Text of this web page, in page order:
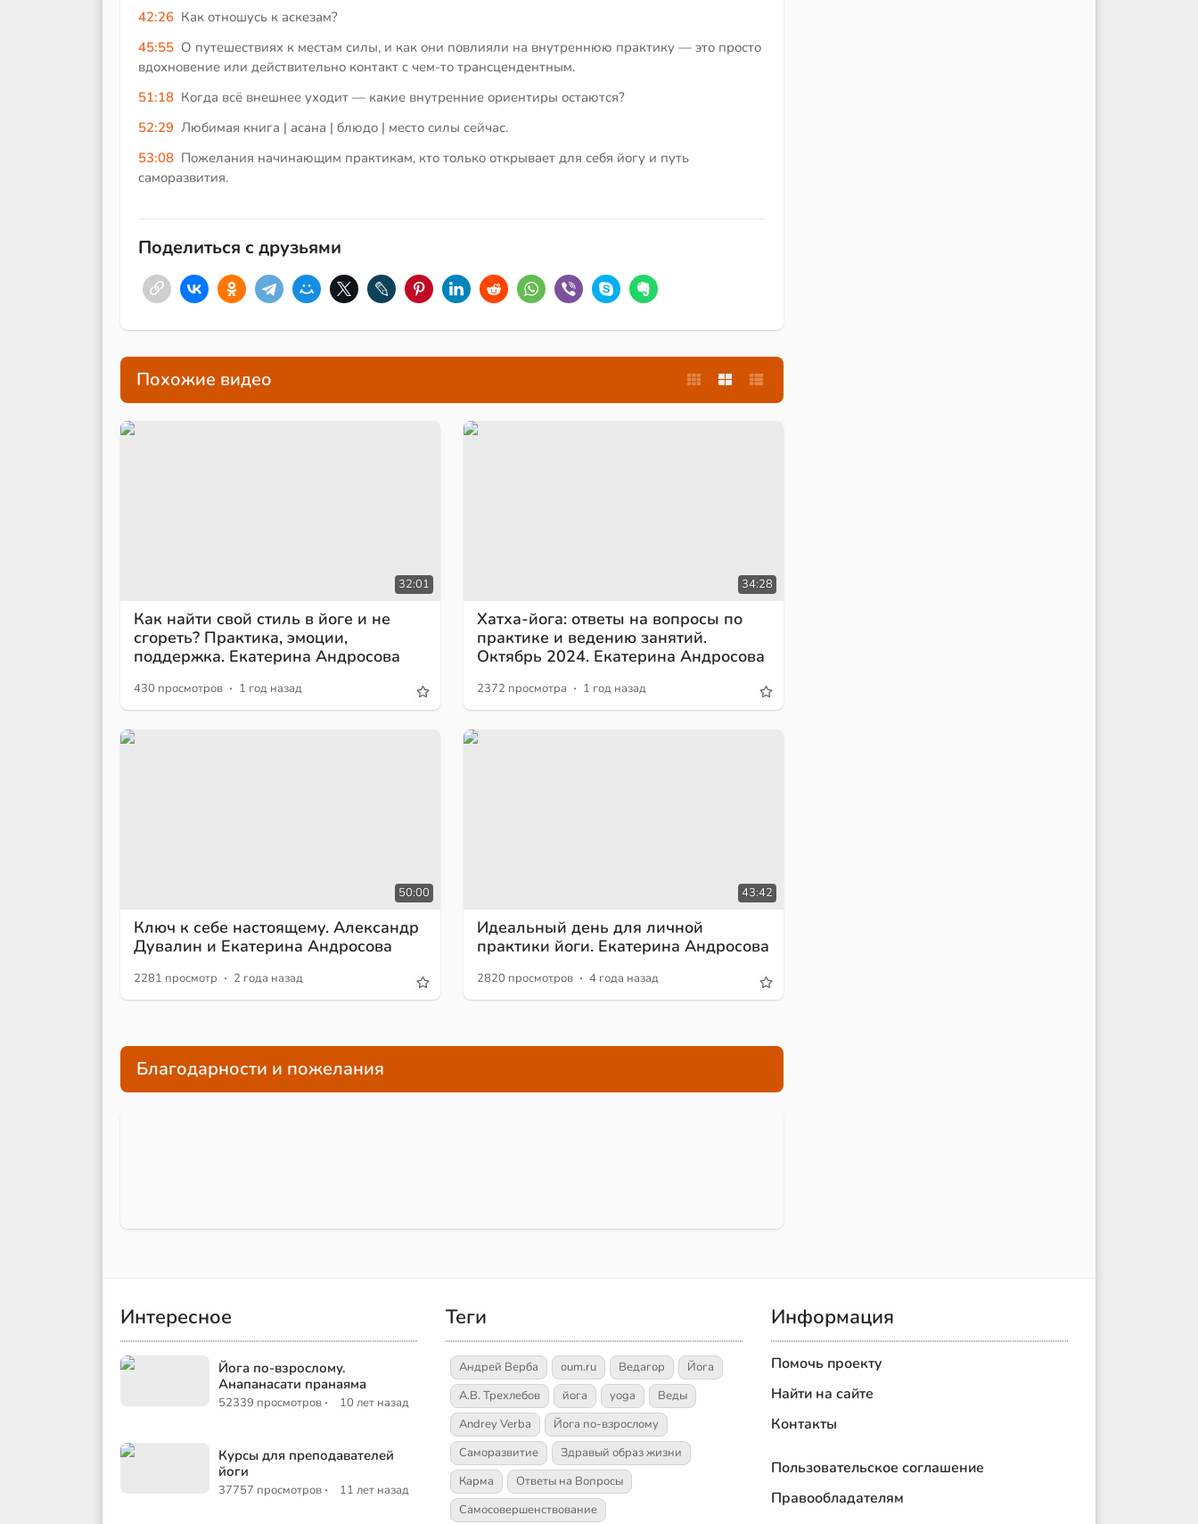
42:26 Как отношусь к аскезам?
45:55 О путешествиях к местам силы, и как они повлияли на внутреннюю практику — это просто
вдохновение или действительно контакт с чем-то трансцендентным.
51:18 Когда всё внешнее уходит — какие внутренние ориентиры остаются?
52:29 Любимая книга | асана | блюдо | место силы сейчас.
53:08 Пожелания начинающим практикам, кто только открывает для себя йогу и путь
саморазвития.
Поделиться с друзьями
Похожие видео
32:01
Как найти свой стиль в йоге и не
сгореть? Практика, эмоции,
поддержка. Екатерина Андросова
430 просмотров · 1 год назад
34:28
Хатха-йога: ответы на вопросы по
практике и ведению занятий.
Октябрь 2024. Екатерина Андросова
2372 просмотра · 1 год назад
50:00
Ключ к себе настоящему. Александр
Дувалин и Екатерина Андросова
2281 просмотр · 2 года назад
43:42
Идеальный день для личной
практики йоги. Екатерина Андросова
2820 просмотров · 4 года назад
Благодарности и пожелания
Интересное
Йога по-взрослому.
Анапанасати пранаяма
52339 просмотров · 10 лет назад
Курсы для преподавателей
йоги
37757 просмотров · 11 лет назад
Теги
Андрей Верба oum.ru Ведагор
Йога
А.В. Трехлебов
йога yoga
Веды
Andrey Verba
Йога по-взрослому
Саморазвитие
Здравый образ жизни
Карма
Ответы на Вопросы
Самосовершенствование
Информация
Помочь проекту
Найти на сайте
Контакты
Пользовательское соглашение
Правообладателям